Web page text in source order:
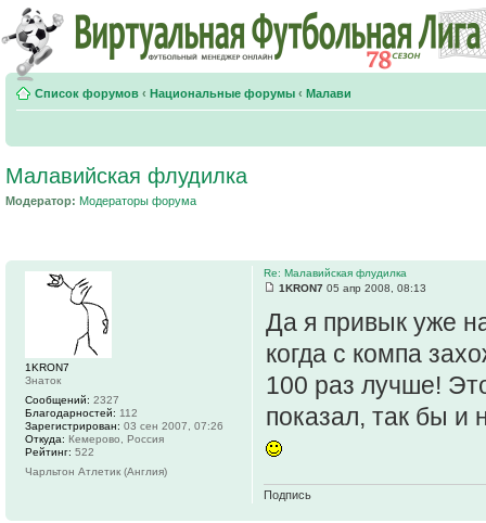
Список форумов ‹ Национальные форумы ‹ Малави
Малавийская флудилка
Модератор: Модераторы форума
Re: Малавийская флудилка
1KRON7 05 апр 2008, 08:13
Да я привык уже
когда с компа
100 раз лучше!
показал, так бы и
Подпись
1KRON7
Знаток
Сообщений: 2327
Благодарностей: 112
Зарегистрирован: 03 сен 2007, 07:26
Откуда: Кемерово, Россия
Рейтинг: 522
Чарльтон Атлетик (Англия)